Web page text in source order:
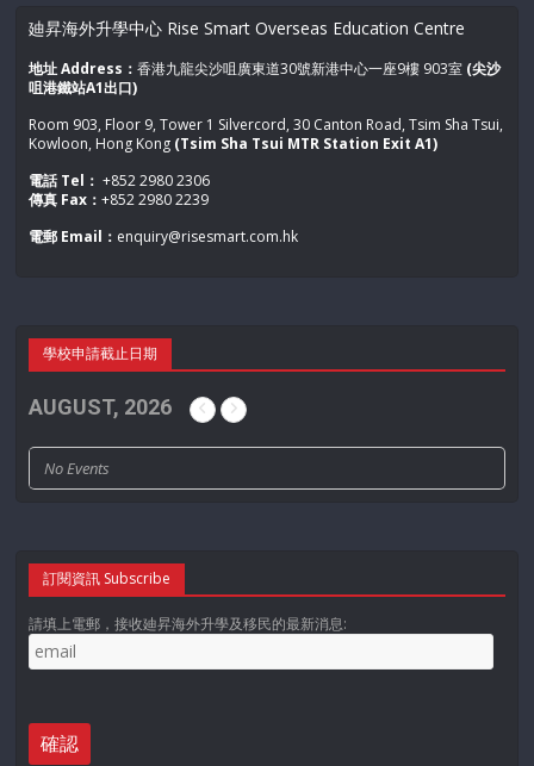
廸昇海外升學中心 Rise Smart Overseas Education Centre
地址 Address：香港九龍尖沙咀廣東道30號新港中心一座9樓 903室 (尖沙
咀港鐵站A1出口)
Room 903, Floor 9, Tower 1 Silvercord, 30 Canton Road, Tsim Sha Tsui,
Kowloon, Hong Kong (Tsim Sha Tsui MTR Station Exit A1)
電話 Tel： +852 2980 2306
傳真 Fax：+852 2980 2239
電郵 Email： enquiry@risesmart.com.hk
學校申請截止日期
AUGUST, 2026
No Events
訂閱資訊 Subscribe
請填上電郵，接收廸昇海外升學及移民的最新消息: